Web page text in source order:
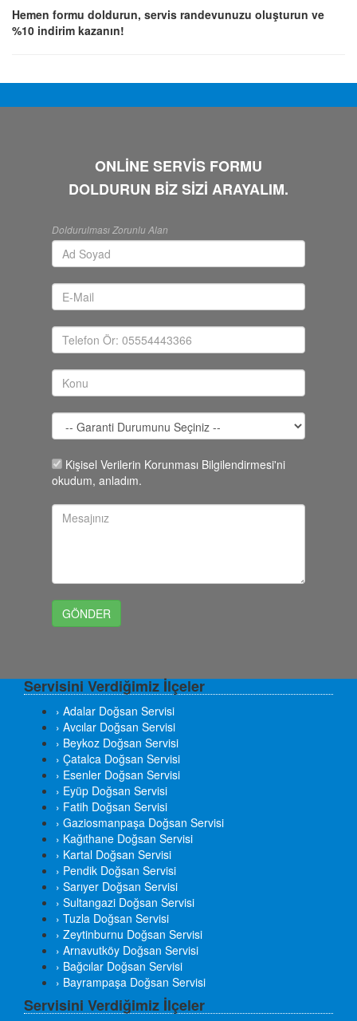
Hemen formu doldurun, servis randevunuzu oluşturun ve
%10 indirim kazanın!
ONLİNE SERVİS FORMU
DOLDURUN BİZ SİZİ ARAYALIM.
Doldurulması Zorunlu Alan
Kişisel Verilerin Korunması Bilgilendirmesi'ni
okudum, anladım.
Servisini Verdiğimiz İlçeler
› Adalar Doğsan Servisi
› Avcılar Doğsan Servisi
› Beykoz Doğsan Servisi
› Çatalca Doğsan Servisi
› Esenler Doğsan Servisi
› Eyüp Doğsan Servisi
› Fatih Doğsan Servisi
› Gaziosmanpaşa Doğsan Servisi
› Kağıthane Doğsan Servisi
› Kartal Doğsan Servisi
› Pendik Doğsan Servisi
› Sarıyer Doğsan Servisi
› Sultangazi Doğsan Servisi
› Tuzla Doğsan Servisi
› Zeytinburnu Doğsan Servisi
› Arnavutköy Doğsan Servisi
› Bağcılar Doğsan Servisi
› Bayrampaşa Doğsan Servisi
Servisini Verdiğimiz İlçeler